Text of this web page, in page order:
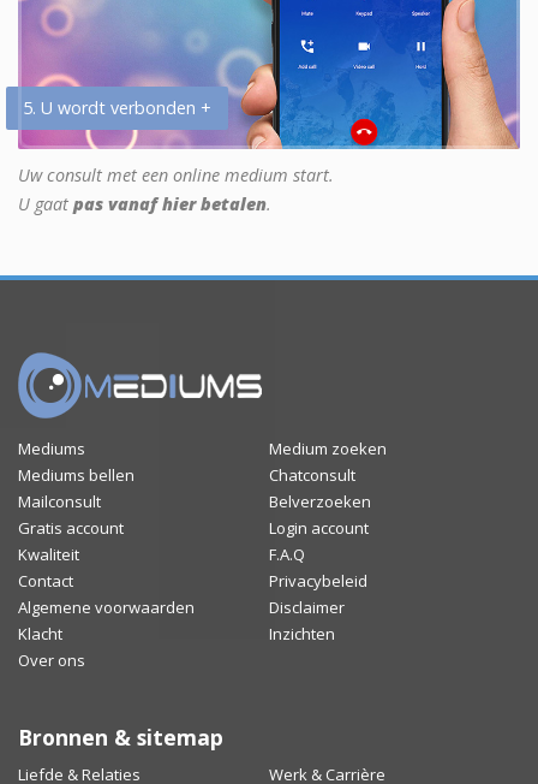
5. U wordt verbonden +
Uw consult met een online medium start.
U gaat pas vanaf hier betalen.
Mediums
Medium zoeken
Mediums bellen
Chatconsult
Mailconsult
Belverzoeken
Gratis account
Login account
Kwaliteit
F.A.Q
Contact
Privacybeleid
Algemene voorwaarden
Disclaimer
Klacht
Inzichten
Over ons
Bronnen & sitemap
Liefde & Relaties Werk & Carrière